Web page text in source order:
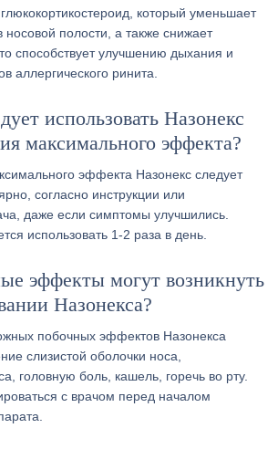
который уменьшает
носовой полости, а также снижает
способствует улучшению дыхания и
аллергического ринита.
использовать Назонекс
максимального эффекта?
эффекта Назонекс следует
согласно инструкции или
даже если симптомы улучшились.
использовать 1-2 раза в день.
эффекты могут возникнуть
Назонекса?
побочных эффектов Назонекса
слизистой оболочки носа,
головную боль, кашель, горечь во рту.
с врачом перед началом